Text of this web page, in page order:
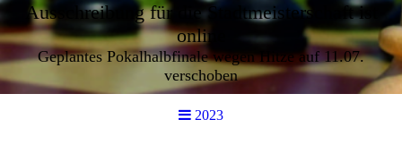
Ausschreibung für die Stadtmeisterschaft ist
online
Geplantes Pokalhalbfinale wegen Hitze auf 11.07.
verschoben
2023